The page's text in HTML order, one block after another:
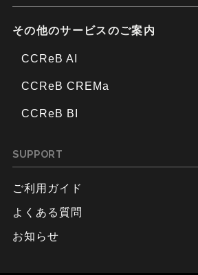
その他のサービスのご案内
CCReB AI
CCReB CREMa
CCReB BI
SUPPORT
ご利用ガイド
よくある質問
お知らせ